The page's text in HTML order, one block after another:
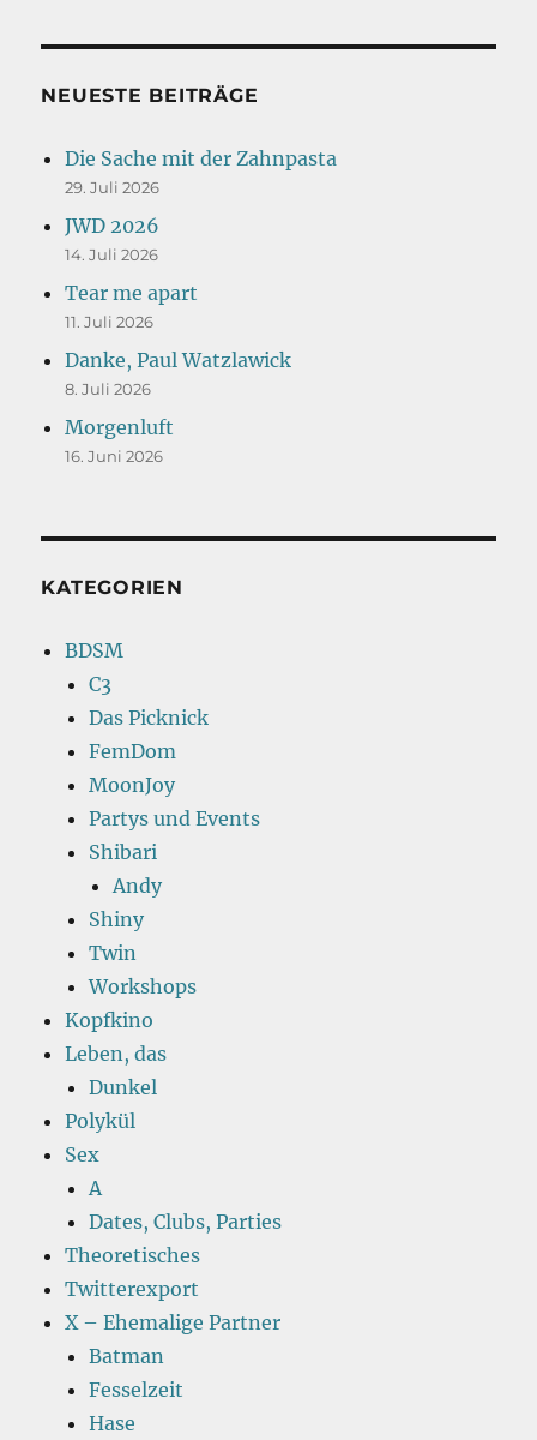
NEUESTE BEITRÄGE
Die Sache mit der Zahnpasta
29. Juli 2026
JWD 2026
14. Juli 2026
Tear me apart
11. Juli 2026
Danke, Paul Watzlawick
8. Juli 2026
Morgenluft
16. Juni 2026
KATEGORIEN
BDSM
C3
Das Picknick
FemDom
MoonJoy
Partys und Events
Shibari
Andy
Shiny
Twin
Workshops
Kopfkino
Leben, das
Dunkel
Polykül
Sex
A
Dates, Clubs, Parties
Theoretisches
Twitterexport
X – Ehemalige Partner
Batman
Fesselzeit
Hase